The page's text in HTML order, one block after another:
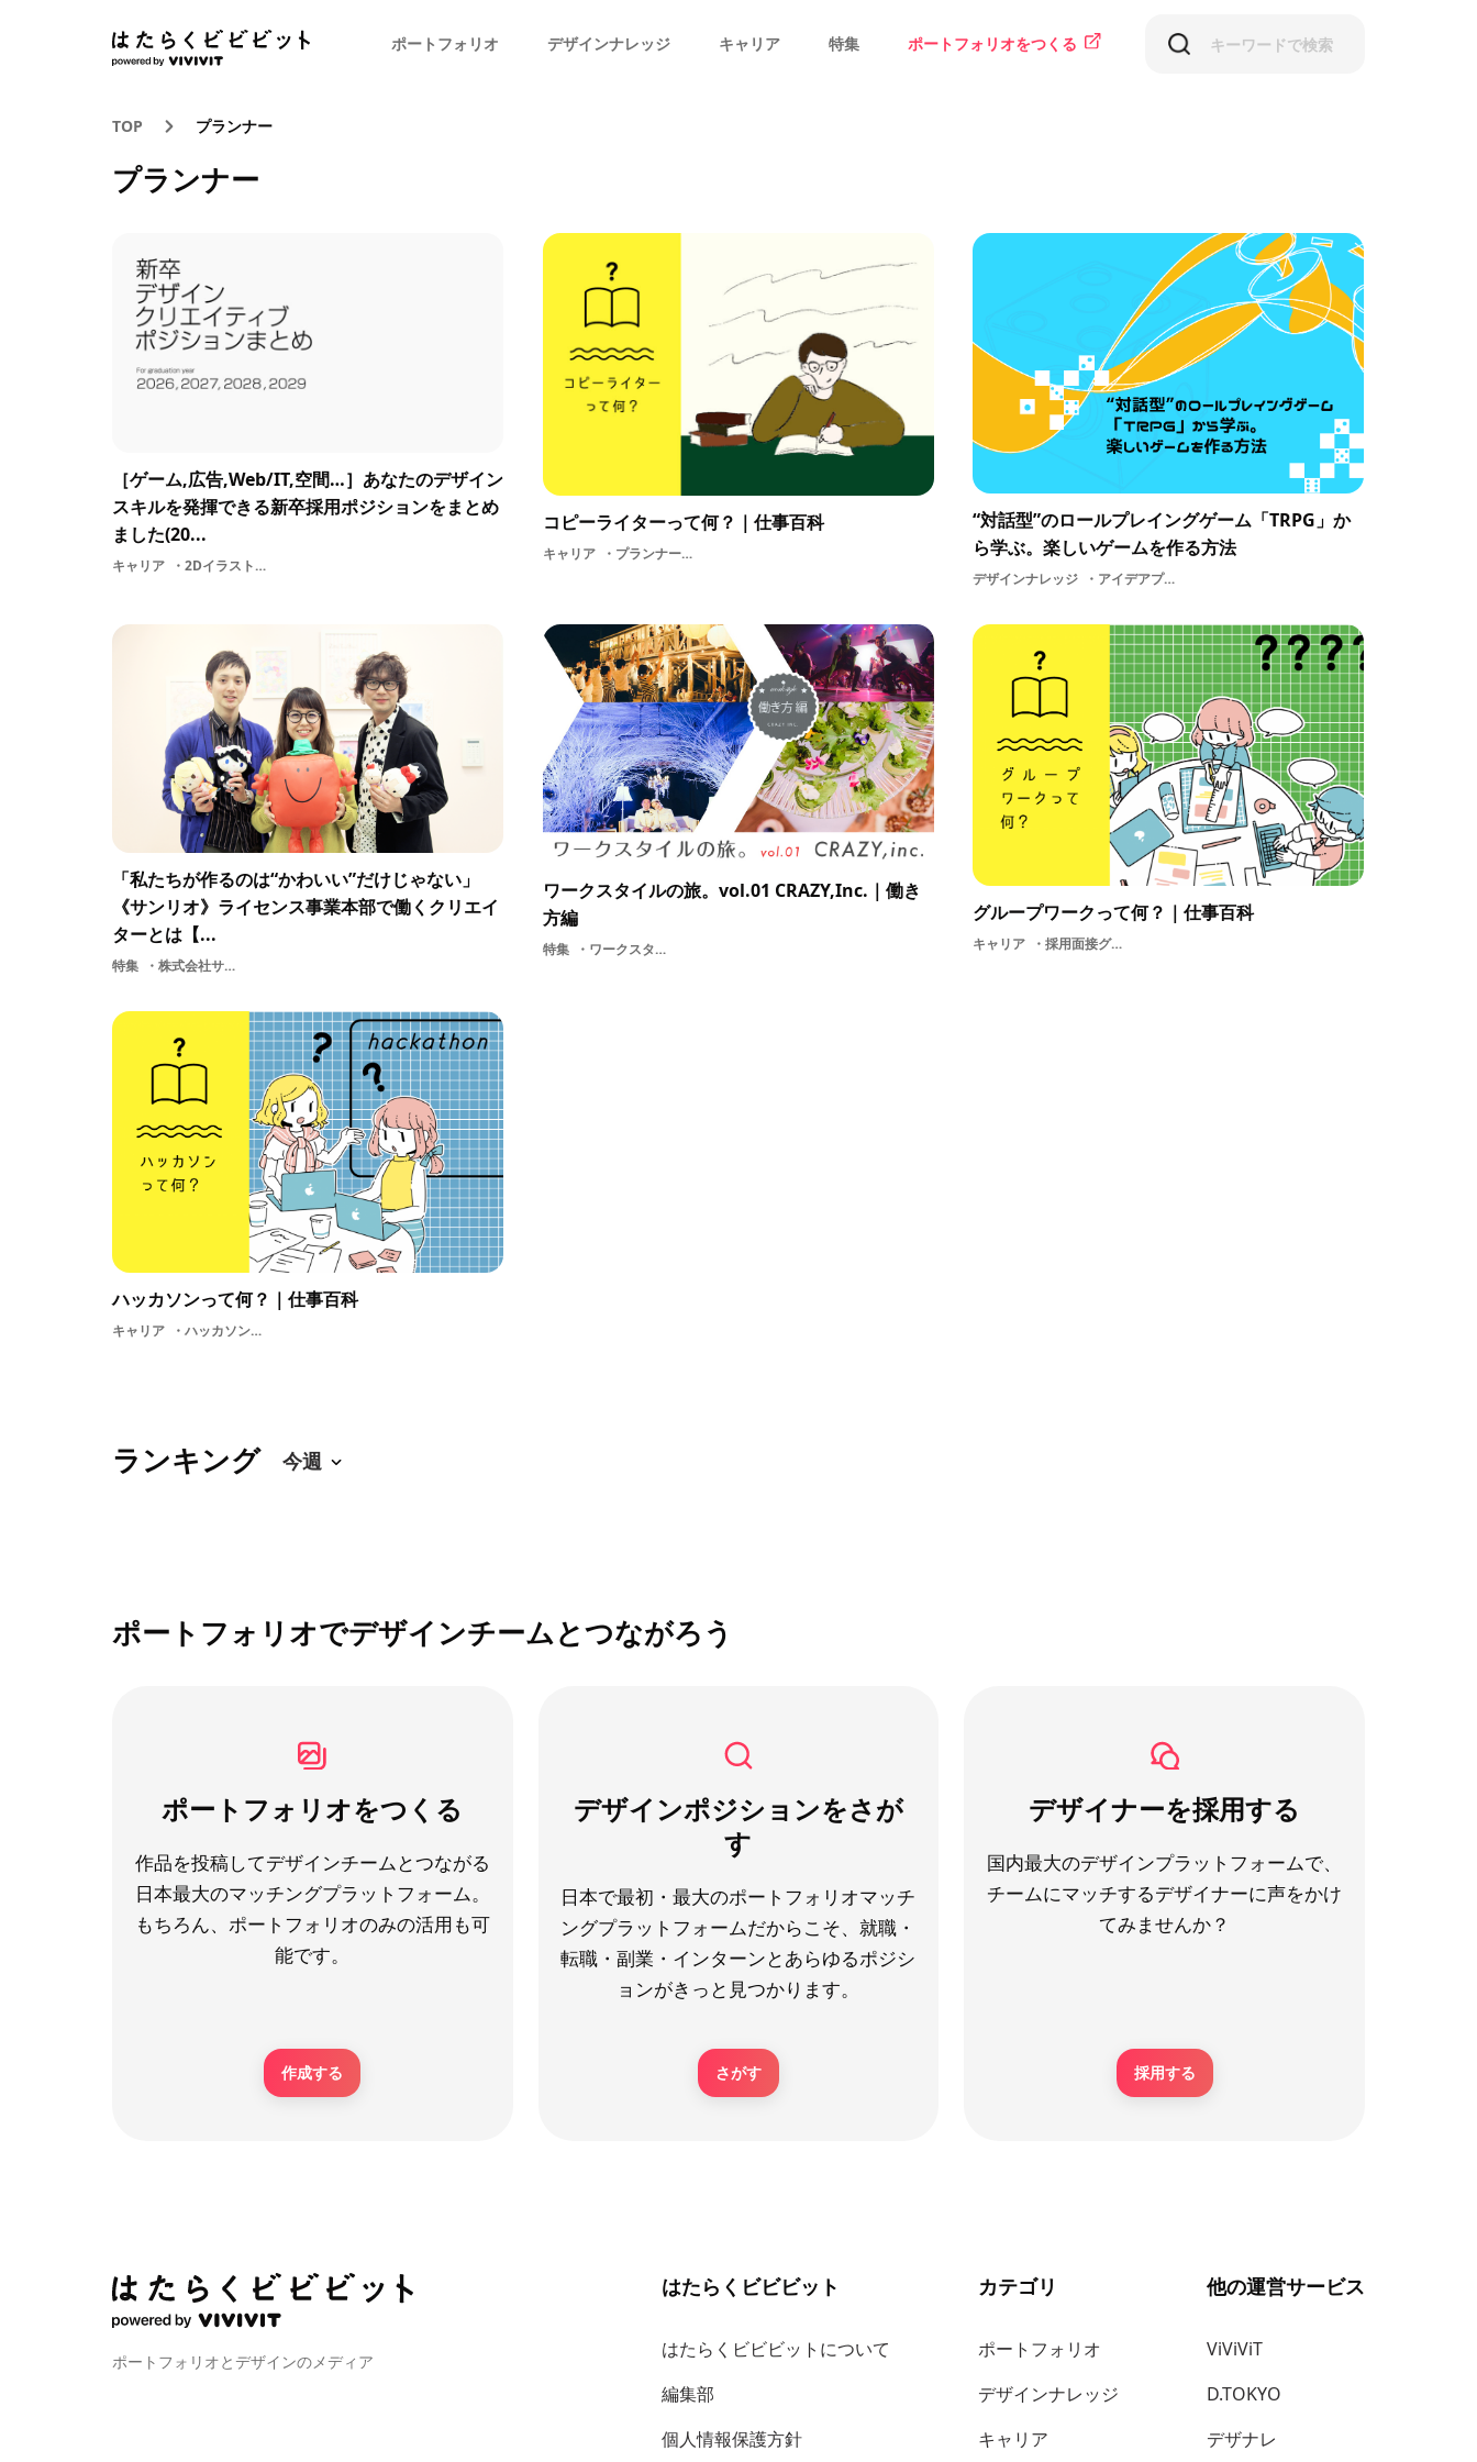
ポートフォリオ デザインナレッジ キャリア 特集 ポートフォリオをつくる
TOP プランナー
プランナー
［ゲーム,広告,Web/IT,空間…］あなたのデザイン
スキルを発揮できる新卒採用ポジションをまとめ
ました(20...
キャリア 2DイラストレーターUIUXデザイナープログラマーグラフィックデザインエンジニアプランナーUI/UX編集空間デザインプロダクトデザイナー3DCGデザイナーゲームUIデザイナー
コピーライターって何？｜仕事百科
キャリア プランナープレゼンテーション執筆雑誌コピーライターWEB広告業界CMコピーコンセプト
“対話型”のロールプレイングゲーム「TRPG」か
ら学ぶ。楽しいゲームを作る方法
デザインナレッジ アイデアプランナーデザインTRPG
「私たちが作るのは“かわいい”だけじゃない」
《サンリオ》ライセンス事業本部で働くクリエイ
ターとは【...
特集 株式会社サンリオプロダクトサンリオプランナー
ワークスタイルの旅。vol.01 CRAZY,Inc.｜働き
方編
特集 ワークスタイル内定者CRAZY inc学生デザイン採用就活ITウエディンググラフィックデザインプランナーユーモア
グループワークって何？｜仕事百科
キャリア 採用面接グループワークスキルビジネスプランナープロデューサー
ハッカソンって何？｜仕事百科
キャリア ハッカソンカフェビジネスプランナープログラミング起業
ランキング
ポートフォリオでデザインチームとつながろう
ポートフォリオをつくる
作品を投稿してデザインチームとつながる
日本最大のマッチングプラットフォーム。
もちろん、ポートフォリオのみの活用も可
能です。
作成する
デザインポジションをさが
す
日本で最初・最大のポートフォリオマッチ
ングプラットフォームだからこそ、就職・
転職・副業・インターンとあらゆるポジシ
ョンがきっと見つかります。
さがす
デザイナーを採用する
国内最大のデザインプラットフォームで、
チームにマッチするデザイナーに声をかけ
てみませんか？
採用する
ポートフォリオとデザインのメディア
はたらくビビビット
はたらくビビビットについて
編集部
個人情報保護方針
カテゴリ
ポートフォリオ
デザインナレッジ
キャリア
他の運営サービス
ViViViT
D.TOKYO
デザナレ